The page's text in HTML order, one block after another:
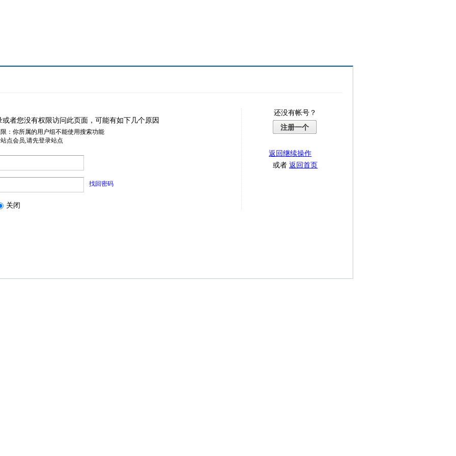
或者您没有权限访问此页面，可能有如下几个原因
：你所属的用户组不能使用搜索功能
点会员,请先登录站点
找回密码
关闭
还没有帐号？
注册一个
返回继续操作
或者返回首页